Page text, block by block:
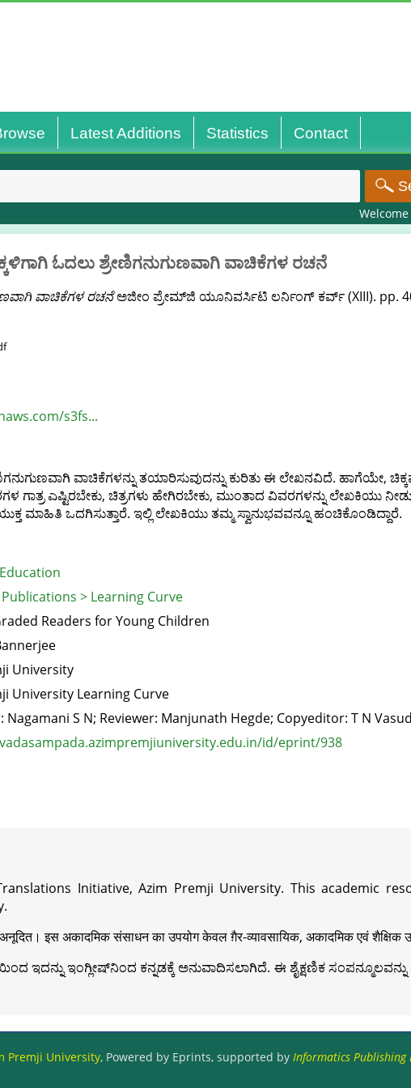
Latest Additions Statistics Contact
Welcome
ಓದಲು ಶ್ರೇಣಿಗನುಗುಣವಾಗಿ ವಾಚಿಕೆಗಳ ರಚನೆ
ವಾಚಿಕೆಗಳ ರಚನೆಅಜೀಂ ಪ್ರೇಮ್‌ಜಿ ಯೂನಿವರ್ಸಿಟಿ ಲರ್ನಿಂಗ್ ಕರ್ವ್ (XIII). pp.
s3fs...
ವಾಚಿಕೆಗಳನ್ನು ತಯಾರಿಸುವುದನ್ನು ಕುರಿತು ಈ ಲೇಖನವಿದೆ. ಹಾಗೆಯೇ,
ಎಷ್ಟಿರಬೇಕು, ಚಿತ್ರಗಳು ಹೇಗಿರಬೇಕು, ಮುಂತಾದ ವಿವರಗಳನ್ನು ಲೇಖಕಿಯು
ಮಾಹಿತಿ ಒದಗಿಸುತ್ತಾರೆ. ಇಲ್ಲಿ ಲೇಖಕಿಯು ತಮ್ಮ ಸ್ವಾನುಭವವನ್ನೂ ಹಂಚಿಕೊಂಡಿದ್ದಾರೆ.
> Learning Curve
Readers for Young Children
University
University Learning Curve
Nagamani S N; Reviewer: Manjunath Hegde; Copyeditor: T N
id/eprint/938
Initiative, Azim Premji University. This academic
अनूदित। इस अकादमिक संसाधन का उपयोग केवल ग़ैर-व्यावसायिक, अकादमिक एवं शैक्षिक
ಇಂಗ್ಲೀಷ್‍ನಿಂದ ಕನ್ನಡಕ್ಕೆ ಅನುವಾದಿಸಲಾಗಿದೆ. ಈ ಶೈಕ್ಷಣಿಕ ಸಂಪನ್ಮೂಲವನ್ನು
Premji University, Powered by Eprints, supported by Informatics Publishing